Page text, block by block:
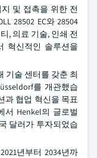
및 접촉을 위한 전
28502 EC와 28504
, 의료 기술, 인쇄 전
혁신적인 솔루션을
기술 센터를 갖춘 최
를 개관했습
과 협업 혁신을 목표
서 Henkel의 글로벌
달러가 투자되었습
년부터 2034년까